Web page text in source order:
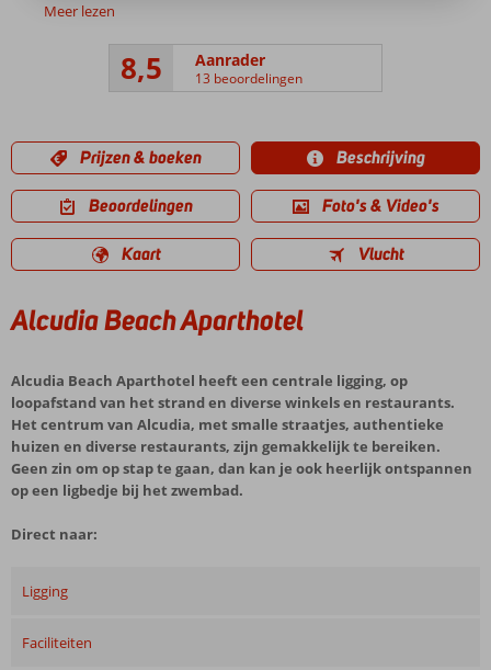
Meer lezen
8,5 Aanrader
13 beoordelingen
Prijzen & boeken Beschrijving
Beoordelingen Foto's & Video's
Kaart Vlucht
Alcudia Beach Aparthotel
Alcudia Beach Aparthotel heeft een centrale ligging, op
loopafstand van het strand en diverse winkels en restaurants.
Het centrum van Alcudia, met smalle straatjes, authentieke
huizen en diverse restaurants, zijn gemakkelijk te bereiken.
Geen zin om op stap te gaan, dan kan je ook heerlijk ontspannen
op een ligbedje bij het zwembad.
Direct naar:
Ligging
Faciliteiten